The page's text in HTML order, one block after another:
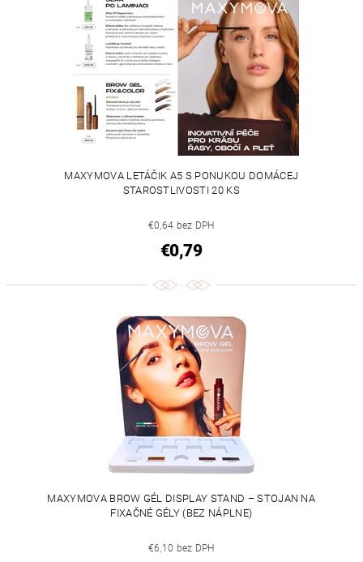
MAXYMOVA LETÁČIK A5 S PONUKOU DOMÁCEJ
STAROSTLIVOSTI 20 KS
€0,64 bez DPH
€0,79
MAXYMOVA BROW GÉL DISPLAY STAND – STOJAN NA
FIXAČNÉ GÉLY (BEZ NÁPLNE)
€6,10 bez DPH